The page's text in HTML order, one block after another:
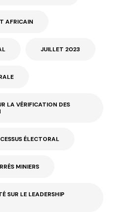
AFRICAIN
JUILLET 2023
LA VÉRIFICATION DES
ÉLECTORAL
MINIERS
SUR LE LEADERSHIP